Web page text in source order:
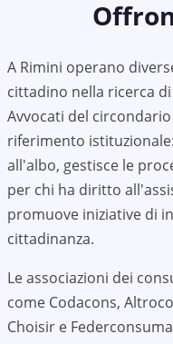
A Rimini operano
cittadino nella ricerca
Avvocati del
riferimento
all'albo, gestisce le
per chi ha diritto
promuove iniziative di
cittadinanza.
Le associazioni dei
come Codacons,
Choisir e